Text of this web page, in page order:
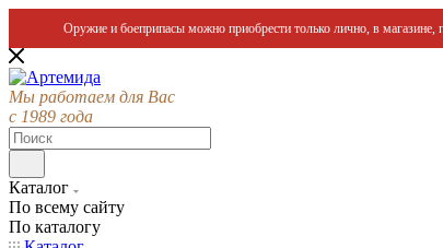
Оружие и боеприпасы можно приобрести только лично, в магазине,
Мы работаем для Вас
с 1989 года
Каталог
По всему сайту
По каталогу